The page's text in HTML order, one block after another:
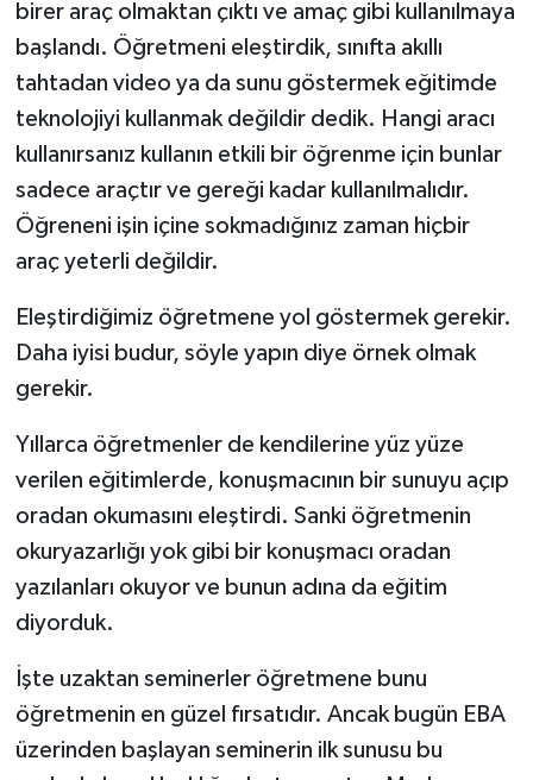
birer araç olmaktan çıktı ve amaç gibi kullanılmaya
başlandı. Öğretmeni eleştirdik, sınıfta akıllı
tahtadan video ya da sunu göstermek eğitimde
teknolojiyi kullanmak değildir dedik. Hangi aracı
kullanırsanız kullanın etkili bir öğrenme için bunlar
sadece araçtır ve gereği kadar kullanılmalıdır.
Öğreneni işin içine sokmadığınız zaman hiçbir
araç yeterli değildir.
Eleştirdiğimiz öğretmene yol göstermek gerekir.
Daha iyisi budur, söyle yapın diye örnek olmak
gerekir.
Yıllarca öğretmenler de kendilerine yüz yüze
verilen eğitimlerde, konuşmacının bir sunuyu açıp
oradan okumasını eleştirdi. Sanki öğretmenin
okuryazarlığı yok gibi bir konuşmacı oradan
yazılanları okuyor ve bunun adına da eğitim
diyorduk.
İşte uzaktan seminerler öğretmene bunu
öğretmenin en güzel fırsatıdır. Ancak bugün EBA
üzerinden başlayan seminerin ilk sunusu bu